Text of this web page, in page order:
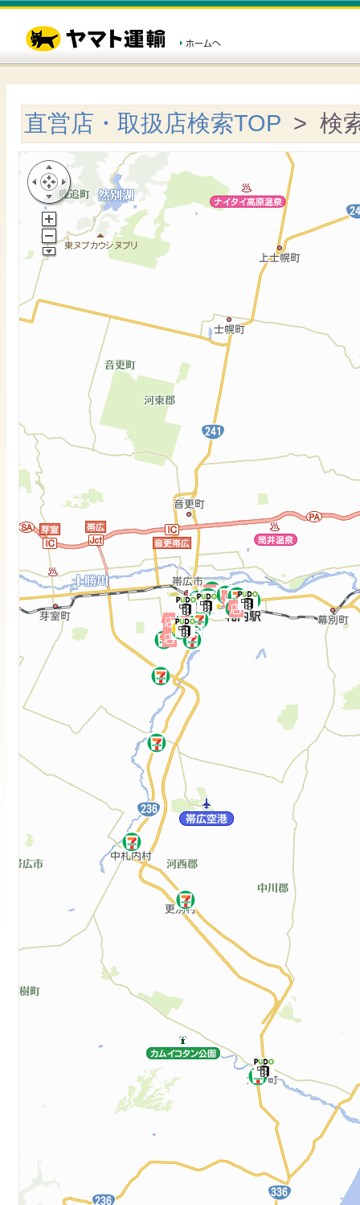
直営店・取扱店検索TOP > 検